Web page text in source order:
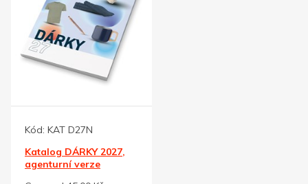
Kód: KAT D27N
Katalog DÁRKY 2027,
agenturní verze